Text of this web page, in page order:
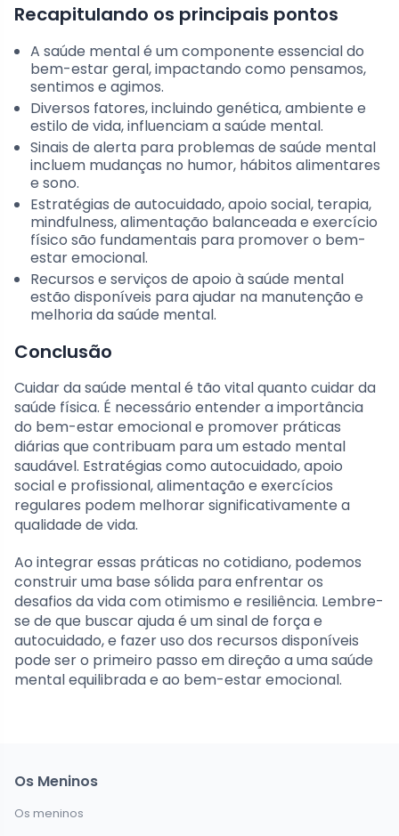
Recapitulando os principais pontos
A saúde mental é um componente essencial do
bem-estar geral, impactando como pensamos,
sentimos e agimos.
Diversos fatores, incluindo genética, ambiente e
estilo de vida, influenciam a saúde mental.
Sinais de alerta para problemas de saúde mental
incluem mudanças no humor, hábitos alimentares
e sono.
Estratégias de autocuidado, apoio social, terapia,
mindfulness, alimentação balanceada e exercício
físico são fundamentais para promover o bem-
estar emocional.
Recursos e serviços de apoio à saúde mental
estão disponíveis para ajudar na manutenção e
melhoria da saúde mental.
Conclusão
Cuidar da saúde mental é tão vital quanto cuidar da
saúde física. É necessário entender a importância
do bem-estar emocional e promover práticas
diárias que contribuam para um estado mental
saudável. Estratégias como autocuidado, apoio
social e profissional, alimentação e exercícios
regulares podem melhorar significativamente a
qualidade de vida.
Ao integrar essas práticas no cotidiano, podemos
construir uma base sólida para enfrentar os
desafios da vida com otimismo e resiliência. Lembre-
se de que buscar ajuda é um sinal de força e
autocuidado, e fazer uso dos recursos disponíveis
pode ser o primeiro passo em direção a uma saúde
mental equilibrada e ao bem-estar emocional.
Os Meninos
Os meninos